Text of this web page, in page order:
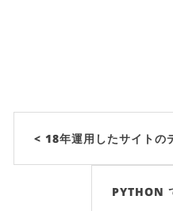
< 18年運用したサイトの
PYTHON